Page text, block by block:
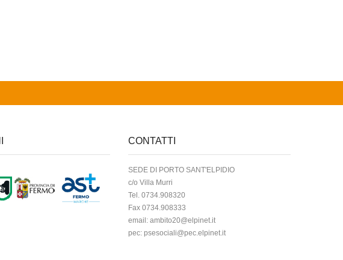
CONTATTI
SEDE DI PORTO SANT'ELPIDIO
c/o Villa Murri
Tel. 0734.908320
Fax 0734.908333
email: ambito20@elpinet.it
pec: psesociali@pec.elpinet.it